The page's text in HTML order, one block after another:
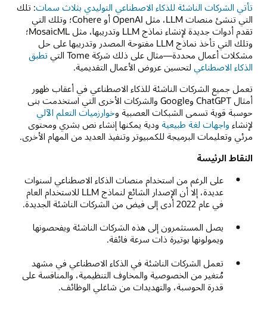
تأتي الشركات الناشئة للذكاء الاصطناعي التوليدي بثلاث سمات: تلك
التي تنشئ منصات LLM، مثل OpenAI أو Cohere؛ وتلك التي
تقدم أدوات جديدة لإنشاء نماذج LLM وتدريبها، مثل MosaicML؛
وتلك التي تأخذ نماذج LLM مفتوحة المصدر وتدريبها على حل
مشكلات أعمال محددة—مثال على ذلك شركة Tome التي
تطبق
الذكاء الاصطناعي لتحسين عروض الأعمال التقديمية.
تعمل جميع الشركات الناشئة للذكاء الاصطناعي في أعقاب ظهور
أمثال ChatGPT وGoogle والشركات الأخرى التي استخدمت بنى
حوسبة قوية تسمى الشبكات العصبية وخوارزميات التعلم الآلي
لإنشاء واجهات لغة طبيعية ودية يمكنها إنشاء نص بشري ومحتوى
مرئي وتعليمات البرميجة للكمبيوتر وتنفيذ العديد من المهام الأخرى.
النقاط الرئيسة
على الرغم من استخدام منصات الذكاء الاصطناعي لسنوات
عديدة، إلا أن الإصدار الشائع لنماذج LLM للاستخدام العام
في عام 2022 أدى إلى فيض من الشركات الناشئة الجديدة.
يصل المستثمرون إلى هذه الشركات الناشئة ويفحصونها
ويمولونها بوتيرة ذات سرعة فائقة.
تعمل الشركات الناشئة في الذكاء الاصطناعي في مشهد
مُتغير من الخصوصية والمخاوف التنظيمية، والمنافسة على
قدرة الحوسبة، والتهديدات من شاغلي الوظائف.